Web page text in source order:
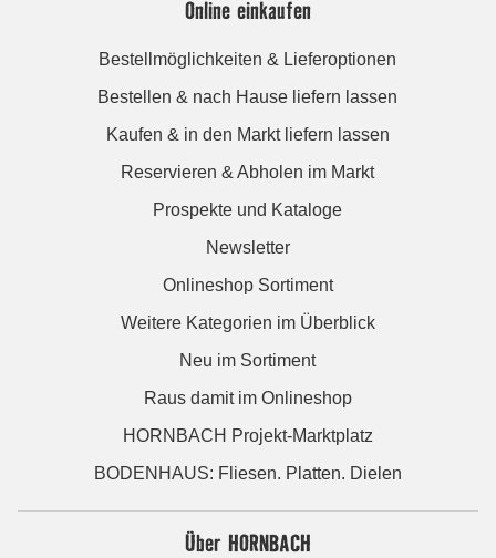
Online einkaufen
Bestellmöglichkeiten & Lieferoptionen
Bestellen & nach Hause liefern lassen
Kaufen & in den Markt liefern lassen
Reservieren & Abholen im Markt
Prospekte und Kataloge
Newsletter
Onlineshop Sortiment
Weitere Kategorien im Überblick
Neu im Sortiment
Raus damit im Onlineshop
HORNBACH Projekt-Marktplatz
BODENHAUS: Fliesen. Platten. Dielen
Über HORNBACH